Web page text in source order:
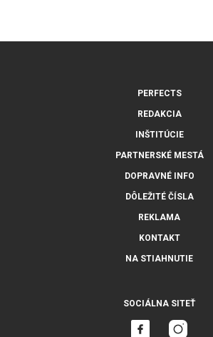
PERFECTS
REDAKCIA
INŠTITÚCIE
PARTNERSKÉ MESTÁ
DOPRAVNÉ INFO
DÔLEŽITÉ ČÍSLA
REKLAMA
KONTAKT
NA STIAHNUTIE
SOCIÁLNA SITEŤ